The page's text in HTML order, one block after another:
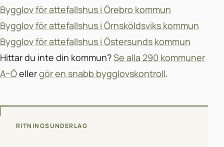
Bygglov för attefallshus i Örebro kommun
Bygglov för attefallshus i Örnsköldsviks kommun
Bygglov för attefallshus i Östersunds kommun
Hittar du inte din kommun?Se alla 290 kommuner
A–Öellergör en snabb bygglovskontroll.
RITNINGSUNDERLAG